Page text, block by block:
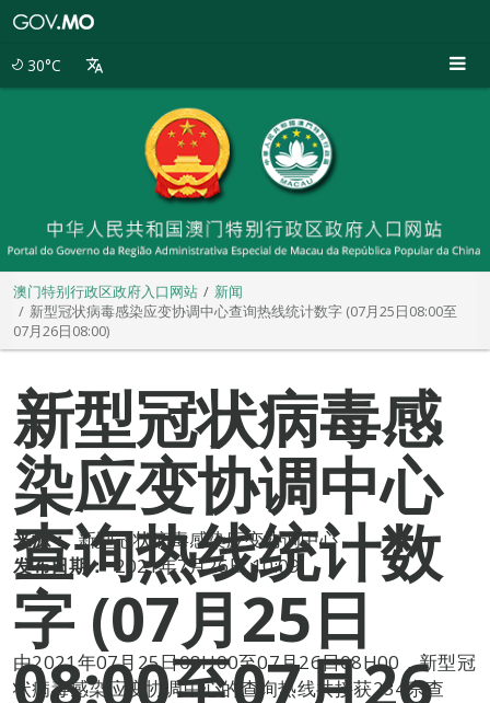
30°C
澳门特别行政区政府入口网站
新闻
新型冠状病毒感染应变协调中心查询热线统计数字 (07月25日08:00至
07月26日08:00)
新型冠状病毒感
染应变协调中心
查询热线统计数
字 (07月25日
08:00至07月26
来源： 新型冠状病毒感染应变协调中心
发布日期： 2021年7月26日 10:09
由2021年07月25日08H00至07月26日08H00，新型冠
状病毒感染应变协调中心的查询热线共接获234宗查